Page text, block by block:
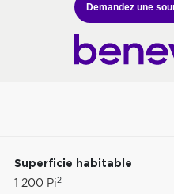
Demandez une
Superficie habitable
1 200 Pi2